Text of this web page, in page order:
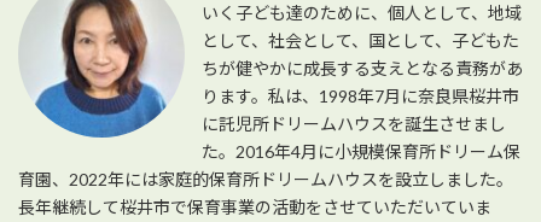
いく子ども達のために、個人として、地域
として、社会として、国として、子どもた
ちが健やかに成長する支えとなる責務があ
ります。私は、1998年7月に奈良県桜井市
に託児所ドリームハウスを誕生させまし
た。2016年4月に小規模保育所ドリーム保
育園、2022年には家庭的保育所ドリームハウスを設立しました。
長年継続して桜井市で保育事業の活動をさせていただいていま